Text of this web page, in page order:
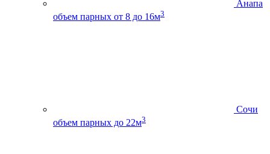
Анапа
объем парных от 8 до 16м3
Сочи
объем парных до 22м3